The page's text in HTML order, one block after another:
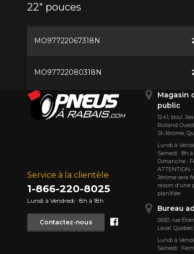
22" pouces
MO97722067318N
MO97722080318N
Service à la clientèle
1-866-220-8025
Lundi à Vendredi : 8h à 18h
Contactez-nous Facebook
Magasin
public
1241, boul.
Rolland
St⁠-⁠Jérôme,
Lundi à
Samedi : 8h à
Dimanche :
ATTENTION
Jérôme sera
raison d'une
planifiée.
Bureau
2650, rue
Laval,
Lundi à
Samedi :